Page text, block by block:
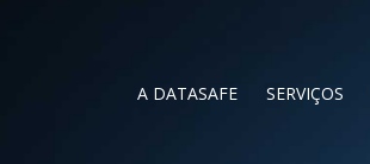
A DATASAFE SERVIÇOS